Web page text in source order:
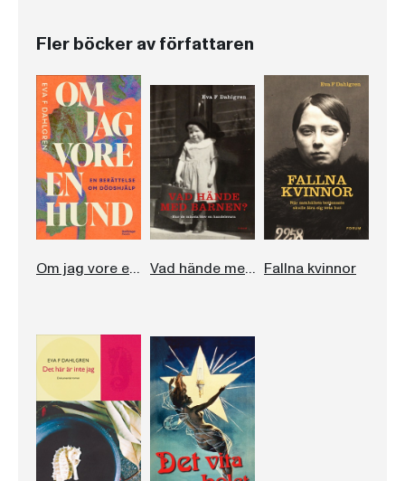
Fler böcker av författaren
Om jag vore en hund Vad hände med barnen? Fallna kvinnor